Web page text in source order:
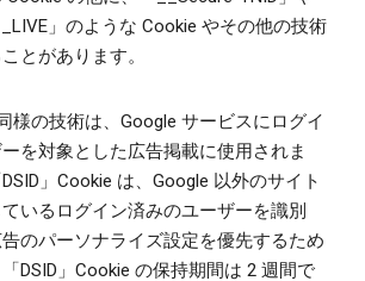
」のような Cookie やその他の技術
とがあります。
様の技術は、Google サービスにログイ
を対象とした広告掲載に使用されま
」Cookie は、Google 以外のサイト
いるログイン済みのユーザーを識別
のパーソナライズ設定を優先するため
DSID」Cookie の保持期間は 2 週間で